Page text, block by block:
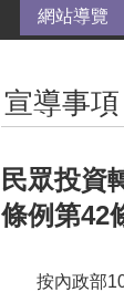
網站導覽
宣導事項
民眾投資
條例第42
按內政部104